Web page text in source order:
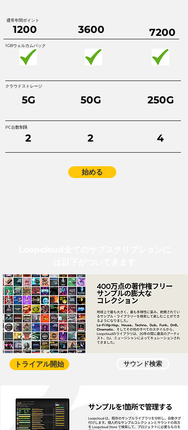
通常年間ポイント
3600
1200 7200
1GBウェルカムパック
クラウドストレージ
5G 50G 250G
PC台数制限
2 2 4
始める
トライアル開始 サウンド検索